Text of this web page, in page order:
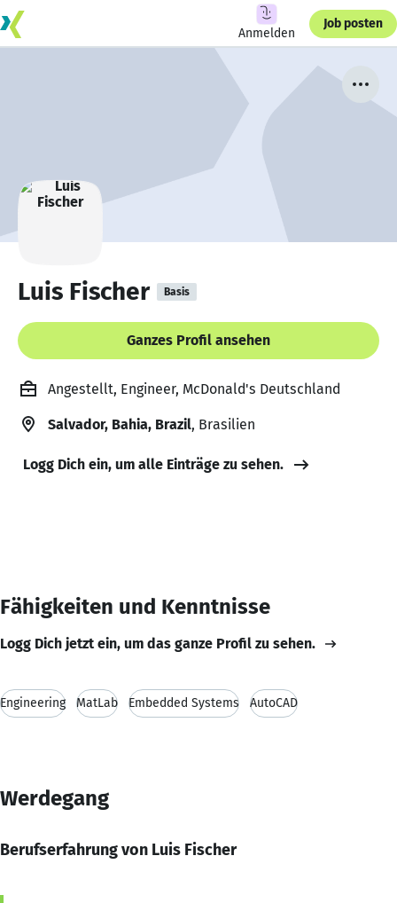
Anmelden
Job posten
Luis Fischer Basis
Ganzes Profil ansehen
Angestellt, Engineer, McDonald's Deutschland
Salvador, Bahia, Brazil, Brasilien
Logg Dich ein, um alle Einträge zu sehen.
Fähigkeiten und Kenntnisse
Logg Dich jetzt ein, um das ganze Profil zu sehen.
Engineering MatLab Embedded Systems AutoCAD
Werdegang
Berufserfahrung von Luis Fischer